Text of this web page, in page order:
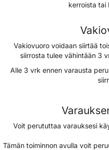
kerroista tai
Vakiovuoro voidaan siirtää
siirrosta tulee vähintään 3
Alle 3 vrk ennen varausta
V​oit perututtaa varauksesi
Tämän toiminnon avulla voit